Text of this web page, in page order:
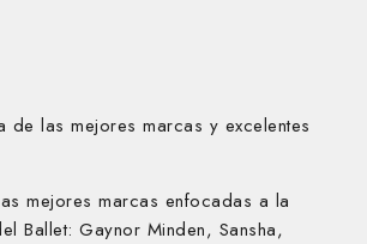
de las mejores marcas y excelentes
mejores marcas enfocadas a la
Ballet: Gaynor Minden, Sansha,